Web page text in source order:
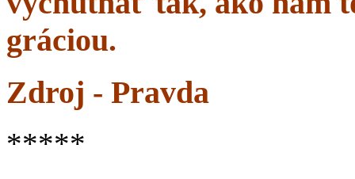
gráciou.
Zdroj - Pravda
*****